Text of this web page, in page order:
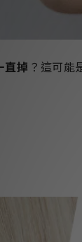
直掉 ？這可能